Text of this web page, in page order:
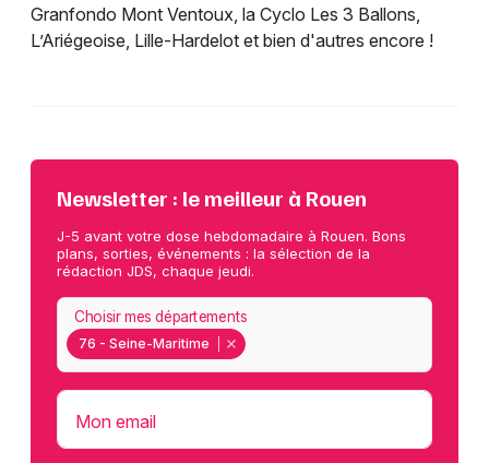
Granfondo Mont Ventoux, la Cyclo Les 3 Ballons,
L’Ariégeoise, Lille-Hardelot et bien d'autres encore !
Newsletter : le meilleur à Rouen
J-5 avant votre dose hebdomadaire à Rouen. Bons
plans, sorties, événements : la sélection de la
rédaction JDS, chaque jeudi.
76 - Seine-Maritime
Choisir mes départements
Mon email